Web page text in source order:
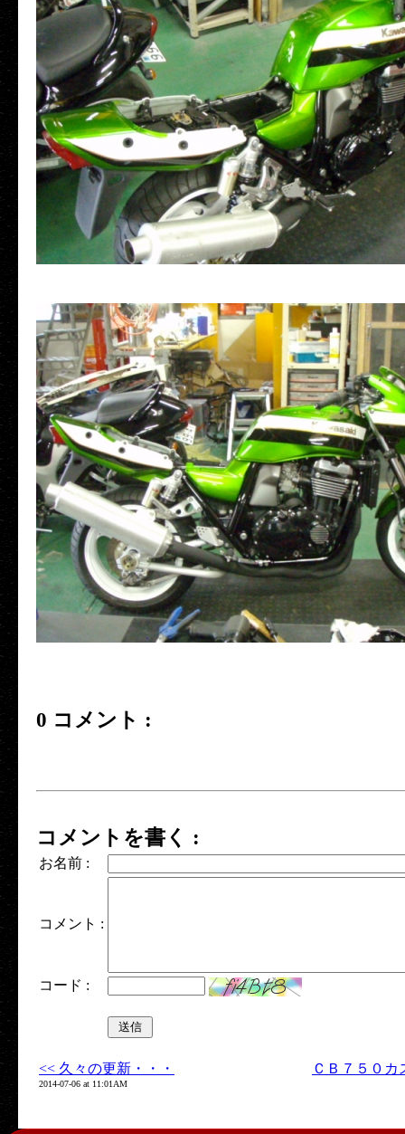
0 コメント :
コメントを書く :
お名前 :
コメント :
コード :
<< 久々の更新・・・
2014-07-06 at 11:01AM
ＣＢ７５０